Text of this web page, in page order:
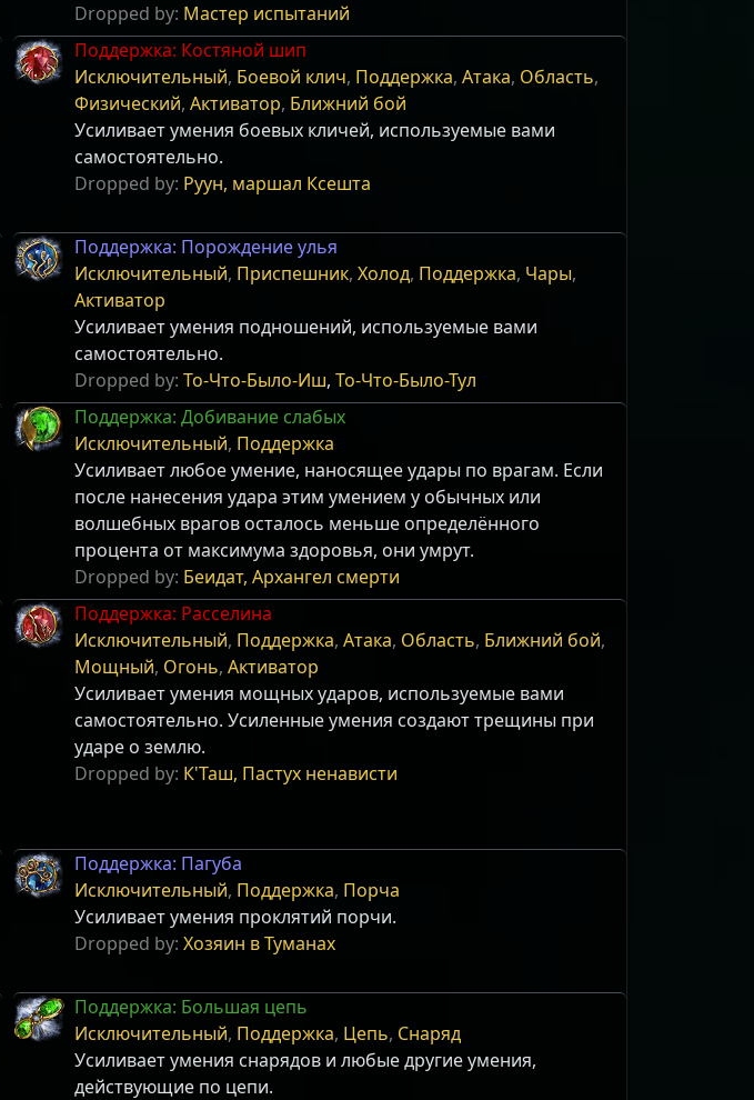
Dropped by: Мастер испытаний
Поддержка: Костяной шип
Исключительный, Боевой клич, Поддержка, Атака, Область,
Физический, Активатор, Ближний бой
Усиливает умения боевых кличей, используемые вами
самостоятельно.
Dropped by: Руун, маршал Ксешта
Поддержка: Порождение улья
Исключительный, Приспешник, Холод, Поддержка, Чары,
Активатор
Усиливает умения подношений, используемые вами
самостоятельно.
Dropped by: То-Что-Было-Иш, То-Что-Было-Тул
Поддержка: Добивание слабых
Исключительный, Поддержка
Усиливает любое умение, наносящее удары по врагам. Если
после нанесения удара этим умением у обычных или
волшебных врагов осталось меньше определённого
процента от максимума здоровья, они умрут.
Dropped by: Беидат, Архангел смерти
Поддержка: Расселина
Исключительный, Поддержка, Атака, Область, Ближний бой,
Мощный, Огонь, Активатор
Усиливает умения мощных ударов, используемые вами
самостоятельно. Усиленные умения создают трещины при
ударе о землю.
Dropped by: К'Таш, Пастух ненависти
Поддержка: Пагуба
Исключительный, Поддержка, Порча
Усиливает умения проклятий порчи.
Dropped by: Хозяин в Туманах
Поддержка: Большая цепь
Исключительный, Поддержка, Цепь, Снаряд
Усиливает умения снарядов и любые другие умения,
действующие по цепи.